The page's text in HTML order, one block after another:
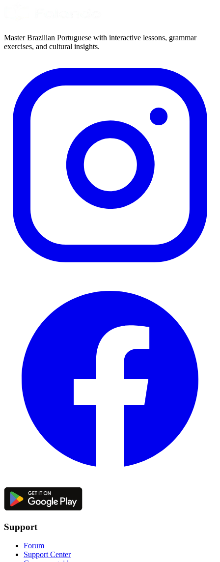
Master Brazilian Portuguese with interactive lessons, grammar
exercises, and cultural insights.
Support
Forum
Support Center